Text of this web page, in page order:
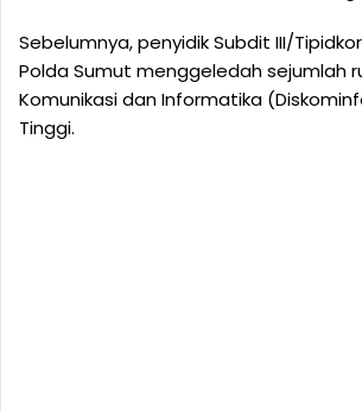
Sebelumnya, penyidik Subdit III/
Polda Sumut menggeledah sejumlah
Komunikasi dan Informatika
Tinggi.